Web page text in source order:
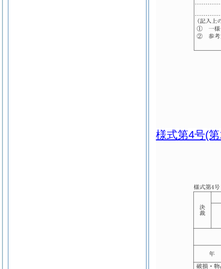
様式第4号(